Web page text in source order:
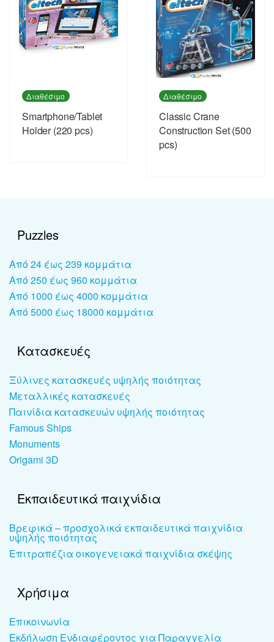
Διαθέσιμο
Smartphone/Tablet
Holder (220 pcs)
Διαθέσιμο
Classic Crane
Construction Set (500
pcs)
Puzzles
Από 24 έως 239 κομμάτια
Από 250 έως 960 κομμάτια
Από 1000 έως 4000 κομμάτια
Από 5000 έως 18000 κομμάτια
Κατασκευές
Ξύλινες κατασκευές υψηλής ποιότητας
Μεταλλικές κατασκευές
Παινίδια κατασκευών υψηλής ποιότητας
Famous Ships
Monuments
Origami 3D
Εκπαιδευτικά παιχνίδια
Βρεφικά – προσχολικά εκπαιδευτικά παιχνίδια
υψηλής ποιότητας
Επιτραπέζια οικογενειακά παιχνίδια σκέψης
Χρήσιμα
Επικοινωνία
Εκδήλωση Ενδιαφέροντος για Παραγγελία